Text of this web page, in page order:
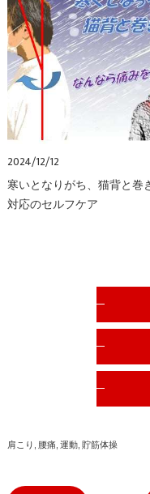
2024/12/12
寒いとなりがち、猫背と巻
対応のセルフケア
肩こり 腰痛 運動 貯筋体操